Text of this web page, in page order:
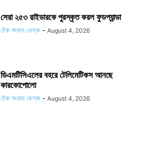
সেরা ২৫৩ রাইডারকে পুরস্কৃত করল ফুডপ্যান্ডা
টেক সংবাদ ডেস্ক - August 4, 2026
ডিএমটিসিএলের বহরে টেলিমেটিকস আনছে
কারকোপোলো
টেক সংবাদ ডেস্ক - August 4, 2026